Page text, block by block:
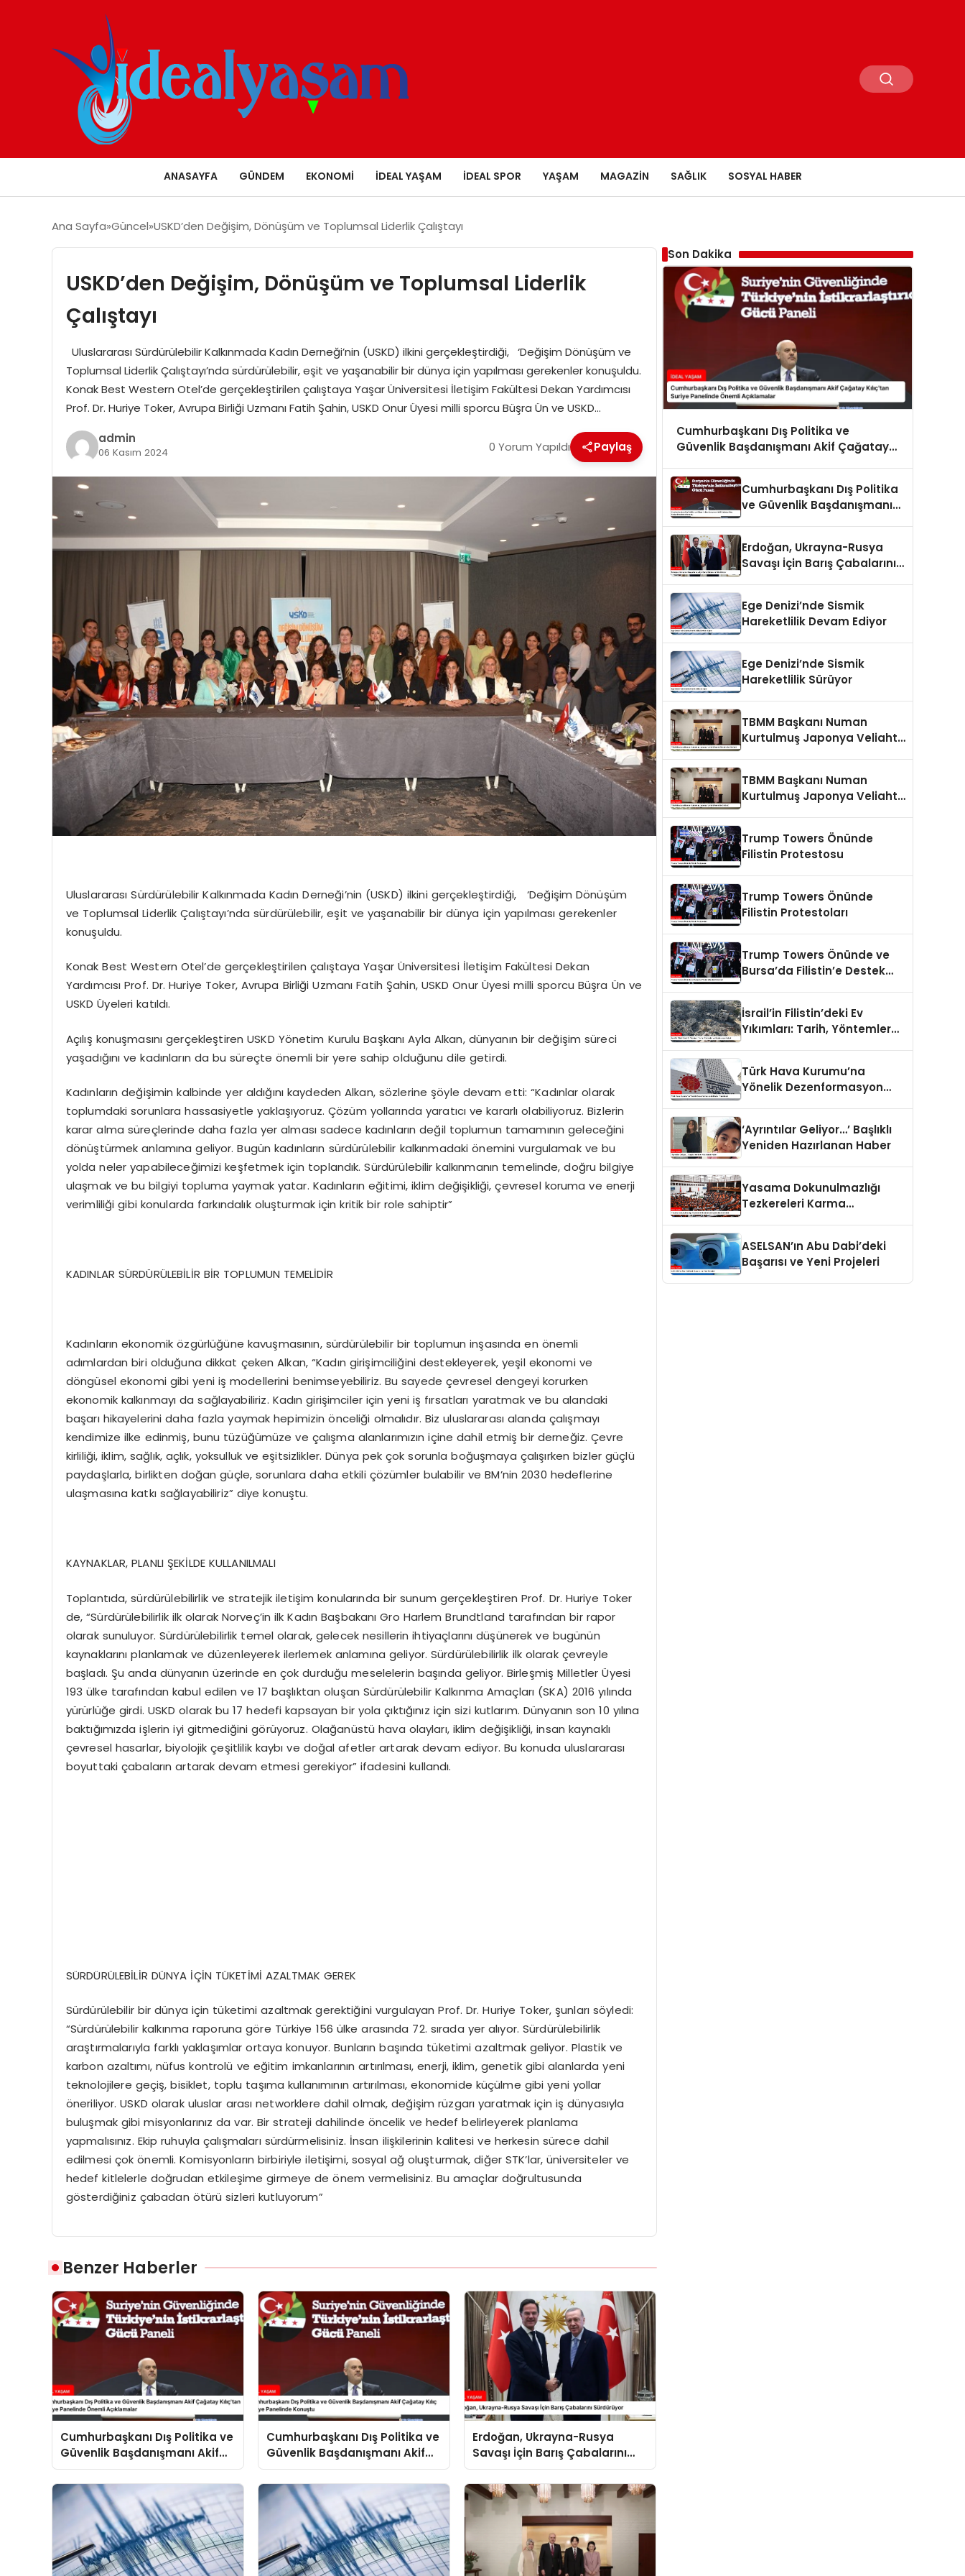
ANASAYFA GÜNDEM EKONOMI İDEAL YAŞAM İDEAL SPOR YAŞAM MAGAZIN SAĞLIK SOSYAL HABER
Ana Sayfa Güncel USKD’den Değişim, Dönüşüm ve Toplumsal Liderlik Çalıştayı
USKD’den Değişim, Dönüşüm ve Toplumsal Liderlik
Çalıştayı
Uluslararası Sürdürülebilir Kalkınmada Kadın Derneği’nin (USKD) ilkini gerçekleştirdiği, ‘Değişim Dönüşüm ve
Toplumsal Liderlik Çalıştayı’nda sürdürülebilir, eşit ve yaşanabilir bir dünya için yapılması gerekenler konuşuldu.
Konak Best Western Otel’de gerçekleştirilen çalıştaya Yaşar Üniversitesi İletişim Fakültesi Dekan Yardımcısı
Prof. Dr. Huriye Toker, Avrupa Birliği Uzmanı Fatih Şahin, USKD Onur Üyesi milli sporcu Büşra Ün ve USKD…
admin
06 Kasım 2024 0 Yorum Yapıldı Paylaş
Uluslararası Sürdürülebilir Kalkınmada Kadın Derneği’nin (USKD) ilkini gerçekleştirdiği, ‘Değişim Dönüşüm
ve Toplumsal Liderlik Çalıştayı’nda sürdürülebilir, eşit ve yaşanabilir bir dünya için yapılması gerekenler
konuşuldu.
Konak Best Western Otel’de gerçekleştirilen çalıştaya Yaşar Üniversitesi İletişim Fakültesi Dekan
Yardımcısı Prof. Dr. Huriye Toker, Avrupa Birliği Uzmanı Fatih Şahin, USKD Onur Üyesi milli sporcu Büşra Ün ve
USKD Üyeleri katıldı.
Açılış konuşmasını gerçekleştiren USKD Yönetim Kurulu Başkanı Ayla Alkan, dünyanın bir değişim süreci
yaşadığını ve kadınların da bu süreçte önemli bir yere sahip olduğunu dile getirdi.
Kadınların değişimin kalbinde yer aldığını kaydeden Alkan, sözlerine şöyle devam etti: “Kadınlar olarak
toplumdaki sorunlara hassasiyetle yaklaşıyoruz. Çözüm yollarında yaratıcı ve kararlı olabiliyoruz. Bizlerin
karar alma süreçlerinde daha fazla yer alması sadece kadınların değil toplumun tamamının geleceğini
dönüştürmek anlamına geliyor. Bugün kadınların sürdürülebilir kalkınmadaki önemini vurgulamak ve bu
yolda neler yapabileceğimizi keşfetmek için toplandık. Sürdürülebilir kalkınmanın temelinde, doğru bilgiye
ulaşmak ve bu bilgiyi topluma yaymak yatar. Kadınların eğitimi, iklim değişikliği, çevresel koruma ve enerji
verimliliği gibi konularda farkındalık oluşturmak için kritik bir role sahiptir”
KADINLAR SÜRDÜRÜLEBİLİR BİR TOPLUMUN TEMELİDİR
Kadınların ekonomik özgürlüğüne kavuşmasının, sürdürülebilir bir toplumun inşasında en önemli
adımlardan biri olduğuna dikkat çeken Alkan, “Kadın girişimciliğini destekleyerek, yeşil ekonomi ve
döngüsel ekonomi gibi yeni iş modellerini benimseyebiliriz. Bu sayede çevresel dengeyi korurken
ekonomik kalkınmayı da sağlayabiliriz. Kadın girişimciler için yeni iş fırsatları yaratmak ve bu alandaki
başarı hikayelerini daha fazla yaymak hepimizin önceliği olmalıdır. Biz uluslararası alanda çalışmayı
kendimize ilke edinmiş, bunu tüzüğümüze ve çalışma alanlarımızın içine dahil etmiş bir derneğiz. Çevre
kirliliği, iklim, sağlık, açlık, yoksulluk ve eşitsizlikler. Dünya pek çok sorunla boğuşmaya çalışırken bizler güçlü
paydaşlarla, birlikten doğan güçle, sorunlara daha etkili çözümler bulabilir ve BM’nin 2030 hedeflerine
ulaşmasına katkı sağlayabiliriz” diye konuştu.
KAYNAKLAR, PLANLI ŞEKİLDE KULLANILMALI
Toplantıda, sürdürülebilirlik ve stratejik iletişim konularında bir sunum gerçekleştiren Prof. Dr. Huriye Toker
de, “Sürdürülebilirlik ilk olarak Norveç’in ilk Kadın Başbakanı Gro Harlem Brundtland tarafından bir rapor
olarak sunuluyor. Sürdürülebilirlik temel olarak, gelecek nesillerin ihtiyaçlarını düşünerek ve bugünün
kaynaklarını planlamak ve düzenleyerek ilerlemek anlamına geliyor. Sürdürülebilirlik ilk olarak çevreyle
başladı. Şu anda dünyanın üzerinde en çok durduğu meselelerin başında geliyor. Birleşmiş Milletler Üyesi
193 ülke tarafından kabul edilen ve 17 başlıktan oluşan Sürdürülebilir Kalkınma Amaçları (SKA) 2016 yılında
yürürlüğe girdi. USKD olarak bu 17 hedefi kapsayan bir yola çıktığınız için sizi kutlarım. Dünyanın son 10 yılına
baktığımızda işlerin iyi gitmediğini görüyoruz. Olağanüstü hava olayları, iklim değişikliği, insan kaynaklı
çevresel hasarlar, biyolojik çeşitlilik kaybı ve doğal afetler artarak devam ediyor. Bu konuda uluslararası
boyuttaki çabaların artarak devam etmesi gerekiyor” ifadesini kullandı.
SÜRDÜRÜLEBİLİR DÜNYA İÇİN TÜKETİMİ AZALTMAK GEREK
Sürdürülebilir bir dünya için tüketimi azaltmak gerektiğini vurgulayan Prof. Dr. Huriye Toker, şunları söyledi:
“Sürdürülebilir kalkınma raporuna göre Türkiye 156 ülke arasında 72. sırada yer alıyor. Sürdürülebilirlik
araştırmalarıyla farklı yaklaşımlar ortaya konuyor. Bunların başında tüketimi azaltmak geliyor. Plastik ve
karbon azaltımı, nüfus kontrolü ve eğitim imkanlarının artırılması, enerji, iklim, genetik gibi alanlarda yeni
teknolojilere geçiş, bisiklet, toplu taşıma kullanımının artırılması, ekonomide küçülme gibi yeni yollar
öneriliyor. USKD olarak uluslar arası networklere dahil olmak, değişim rüzgarı yaratmak için iş dünyasıyla
buluşmak gibi misyonlarınız da var. Bir strateji dahilinde öncelik ve hedef belirleyerek planlama
yapmalısınız. Ekip ruhuyla çalışmaları sürdürmelisiniz. İnsan ilişkilerinin kalitesi ve herkesin sürece dahil
edilmesi çok önemli. Komisyonların birbiriyle iletişimi, sosyal ağ oluşturmak, diğer STK’lar, üniversiteler ve
hedef kitlelerle doğrudan etkileşime girmeye de önem vermelisiniz. Bu amaçlar doğrultusunda
gösterdiğiniz çabadan ötürü sizleri kutluyorum”
Benzer Haberler
Cumhurbaşkanı Dış Politika ve
Güvenlik Başdanışmanı Akif
Çağatay Kılıç’tan Suriye
Panelinde Önemli Açıklamalar
Cumhurbaşkanı Dış Politika ve
Güvenlik Başdanışmanı Akif
Çağatay Kılıç Suriye Panelinde
Konuştu
Erdoğan, Ukrayna-Rusya
Savaşı İçin Barış Çabalarını
Sürdürüyor
Son Dakika
Cumhurbaşkanı Dış Politika ve
Güvenlik Başdanışmanı Akif Çağatay
Açıklamalar
Cumhurbaşkanı Dış Politika
ve Güvenlik Başdanışmanı
Erdoğan, Ukrayna-Rusya
Savaşı İçin Barış Çabalarını
Ege Denizi’nde Sismik
Hareketlilik Devam Ediyor
Ege Denizi’nde Sismik
Hareketlilik Sürüyor
TBMM Başkanı Numan
Kurtulmuş Japonya Veliaht
TBMM Başkanı Numan
Kurtulmuş Japonya Veliaht
Trump Towers Önünde
Filistin Protestosu
Trump Towers Önünde
Filistin Protestoları
Trump Towers Önünde ve
Bursa’da Filistin’e Destek
İsrail’in Filistin’deki Ev
Yıkımları: Tarih, Yöntemler
Türk Hava Kurumu’na
Yönelik Dezenformasyon
‘Ayrıntılar Geliyor…’ Başlıklı
Yeniden Hazırlanan Haber
Yasama Dokunulmazlığı
Tezkereleri Karma
ASELSAN’ın Abu Dabi’deki
Başarısı ve Yeni Projeleri